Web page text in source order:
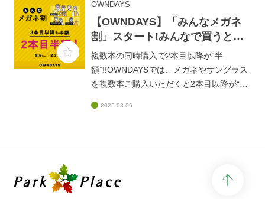
やさしい人気のオプションレンズ
「UV&amp;ブルーライトカットレンズ」を
期間限定で10%OFFでご用意。紫外線やブ
コンやスマートフォンを長時間使う方にも
おすすめのレンズです。この機会にぜひ、
日常使いのメガネにプラスしてみません
か?皆様のご来店を心よりお待ちしており
OWNDAYS
【OWNDAYS】「みんなメガネ
割」スタート!みんなで買うとも
っとお得に。
複数本の同時購入で2本目以降が“半
額”!!OWNDAYSでは、メガネやサングラス
を複数本ご購入いただくと2本目以降が“半
り揃えています。この機会に「みんなでメ
2026.08.06